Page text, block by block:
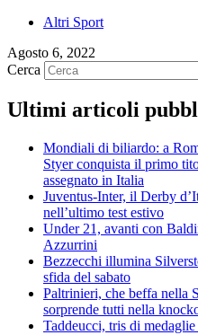
Altri Sport
Agosto 6, 2022
Cerca
Ultimi articoli
Mondiali di biliardo: a
Styer conquista il primo
assegnato in Italia
Juventus-Inter, il Derby
nell’ultimo test estivo
Under 21, avanti con
Azzurrini
Bezzecchi illumina
sfida del sabato
Paltrinieri, che beffa nella
sorprende tutti nella
Taddeucci, tris di